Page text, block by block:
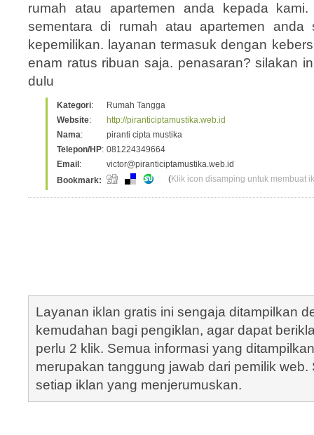
rumah atau apartemen anda kepada
sementara di rumah atau apartemen anda
kepemilikan. layanan termasuk dengan
enam ratus ribuan saja. penasaran? silakan
dulu
Kategori:
Rumah Tangga
Website:
http://piranticiptamustika.web.id
Nama:
piranti cipta mustika
Telepon/HP: 081224349664
Email :
victor@piranticiptamustika.web.id
Bookmark:
(Klik icon disamping untuk membuat
Layanan iklan gratis ini sengaja ditampilkan
kemudahan bagi pengiklan, agar dapat
perlu 2 klik. Semua informasi yang
merupakan tanggung jawab dari pemilik
setiap iklan yang menjerumuskan.